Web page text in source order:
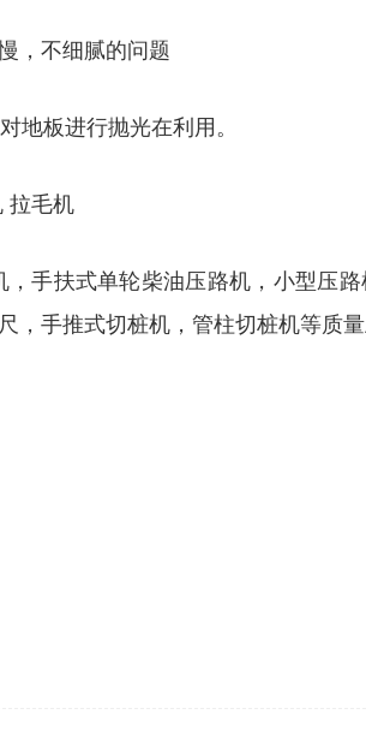
，不细腻的问题
地板进行抛光在利用。
拉毛机
手扶式单轮柴油压路机，小型压
手推式切桩机，管柱切桩机等质